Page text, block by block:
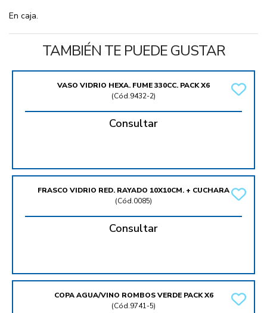
En caja.
TAMBIÉN TE PUEDE GUSTAR
VASO VIDRIO HEXA. FUME 330CC. PACK X6
(Cód.9432-2)
Consultar
FRASCO VIDRIO RED. RAYADO 10X10CM. + CUCHARA
(Cód.0085)
Consultar
COPA AGUA/VINO ROMBOS VERDE PACK X6
(Cód.9741-5)